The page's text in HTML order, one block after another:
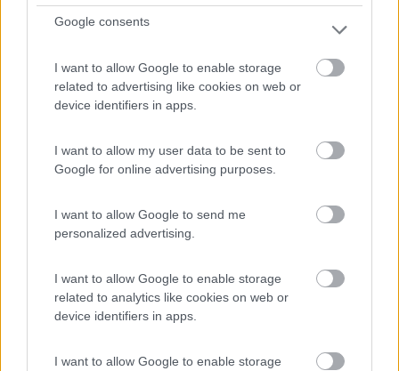
Google consents
I want to allow Google to enable storage
related to advertising like cookies on web or
device identifiers in apps.
I want to allow my user data to be sent to
Google for online advertising purposes.
I want to allow Google to send me
personalized advertising.
I want to allow Google to enable storage
related to analytics like cookies on web or
device identifiers in apps.
I want to allow Google to enable storage
Servizi / Posizione
Area pianeggiante sulle sponde del fiume Meno, a
Segnitz - 197.5km